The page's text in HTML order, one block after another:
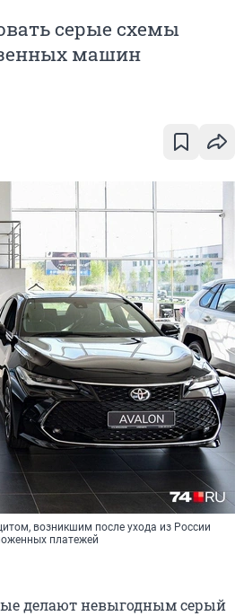
серые схемы
машин
возникшим после ухода из России
платежей
делают невыгодным серый